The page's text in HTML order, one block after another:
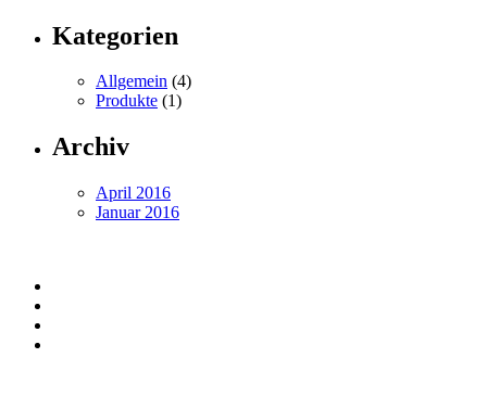
Kategorien
Allgemein (4)
Produkte (1)
Archiv
April 2016
Januar 2016